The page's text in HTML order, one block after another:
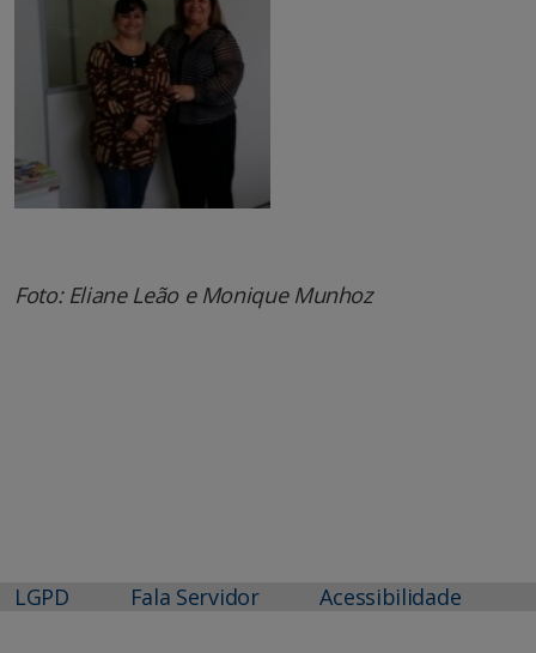
Foto: Eliane Leão e Monique Munhoz
LGPD Fala Servidor Acessibilidade